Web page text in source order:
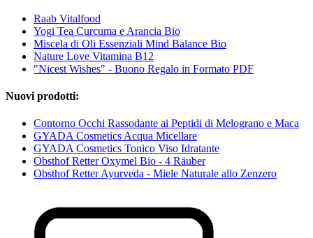
Raab Vitalfood
Yogi Tea Curcuma e Arancia Bio
Miscela di Oli Essenziali Mind Balance Bio
Nature Love Vitamina B12
"Nicest Wishes" - Buono Regalo in Formato PDF
Nuovi prodotti:
Contorno Occhi Rassodante ai Peptidi di Melograno e Maca
GYADA Cosmetics Acqua Micellare
GYADA Cosmetics Tonico Viso Idratante
Obsthof Retter Oxymel Bio - 4 Räuber
Obsthof Retter Ayurveda - Miele Naturale allo Zenzero